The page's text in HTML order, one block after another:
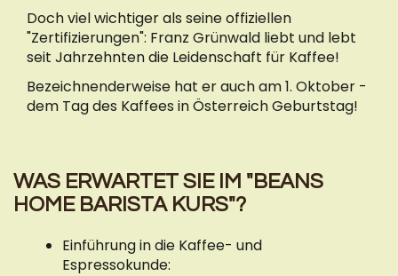
Doch viel wichtiger als seine offiziellen
"Zertifizierungen": Franz Grünwald liebt und lebt
seit Jahrzehnten die Leidenschaft für Kaffee!
Bezeichnenderweise hat er auch am 1. Oktober -
dem Tag des Kaffees in Österreich Geburtstag!
WAS ERWARTET SIE IM "BEANS
HOME BARISTA KURS"?
Einführung in die Kaffee- und
Espressokunde: